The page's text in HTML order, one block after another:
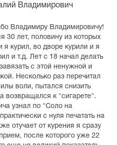
Владимирович
Владимиру Владимировичу!
30 лет, половину из которых
я курил, во дворе курили и я
и т.д. Лет с 18 начал делать
с этой ненужной и
Несколько раз перечитал
воли, пытался снизить
возвращался к "сигарете".
узнал по "Соло на
с нуля печатать на
отучает от курения я сразу
после которого уже 22